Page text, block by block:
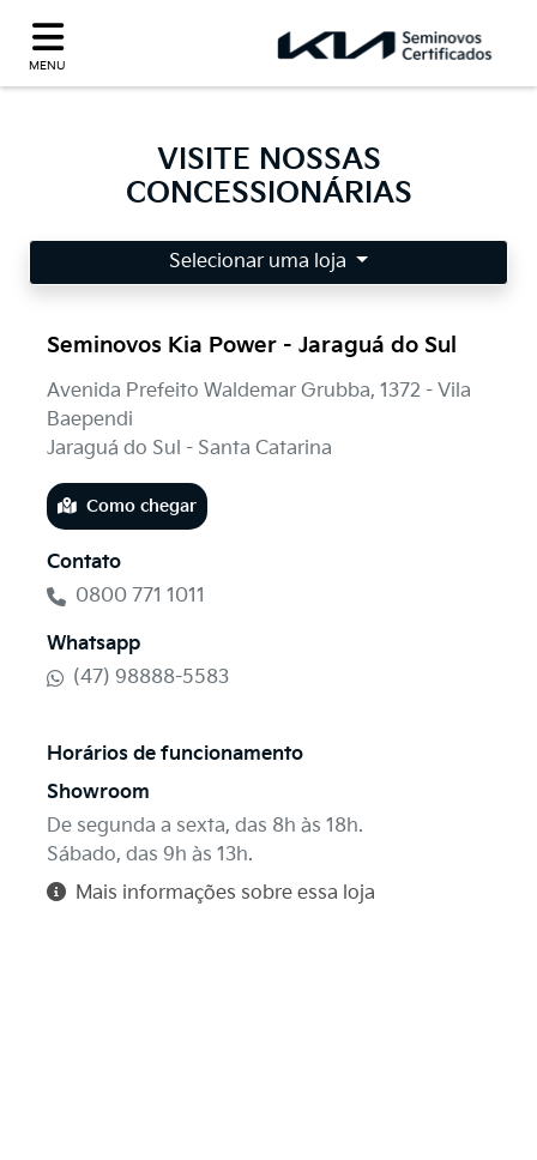
MENU
VISITE NOSSAS
CONCESSIONÁRIAS
Selecionar uma loja
Seminovos Kia Power - Jaraguá do Sul
Avenida Prefeito Waldemar Grubba, 1372 - Vila
Baependi
Jaraguá do Sul - Santa Catarina
Como chegar
Contato
0800 771 1011
Whatsapp
(47) 98888-5583
Horários de funcionamento
Showroom
De segunda a sexta, das 8h às 18h.
Sábado, das 9h às 13h.
Mais informações sobre essa loja